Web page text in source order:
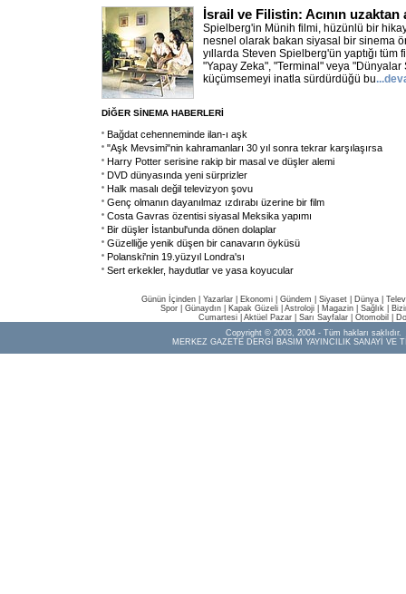
İsrail ve Filistin: Acının uzaktan
Spielberg'in Münih filmi, hüzünlü bir
nesnel olarak bakan siyasal bir sinema
yıllarda Steven Spielberg'ün yaptığı
"Yapay Zeka", "Terminal" veya "Dünyalar
küçümsemeyi inatla sürdürdüğü bu
DİĞER SİNEMA HABERLERİ
Bağdat cehenneminde ilan-ı aşk
"Aşk Mevsimi"nin kahramanları 30 yıl sonra tekrar karşılaşırsa
Harry Potter serisine rakip bir masal ve düşler alemi
DVD dünyasında yeni sürprizler
Halk masalı değil televizyon şovu
Genç olmanın dayanılmaz ızdırabı üzerine bir film
Costa Gavras özentisi siyasal Meksika yapımı
Bir düşler İstanbul'unda dönen dolaplar
Güzelliğe yenik düşen bir canavarın öyküsü
Polanski'nin 19.yüzyıl Londra'sı
Sert erkekler, haydutlar ve yasa koyucular
Günün İçinden Yazarlar Ekonomi Gündem Siyaset Dünya |
Spor
Günaydın Kapak Güzeli Astroloji Magazin Sağlık
Cumartesi| Aktüel Pazar| Sarı Sayfalar| Otomobil
Copyright © 2003, 2004 - Tüm hakları saklıdır.
MERKEZ GAZETE DERGİ BASIM YAYINCILIK SANAYİ VE